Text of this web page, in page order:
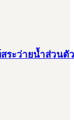
ระว่ายน้ำส่วนตั